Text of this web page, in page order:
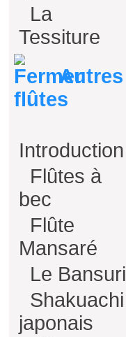
La
Tessiture
Autres
flûtes
Introduction
Flûtes à
bec
Flûte
Mansaré
Le Bansuri
Shakuachi
japonais